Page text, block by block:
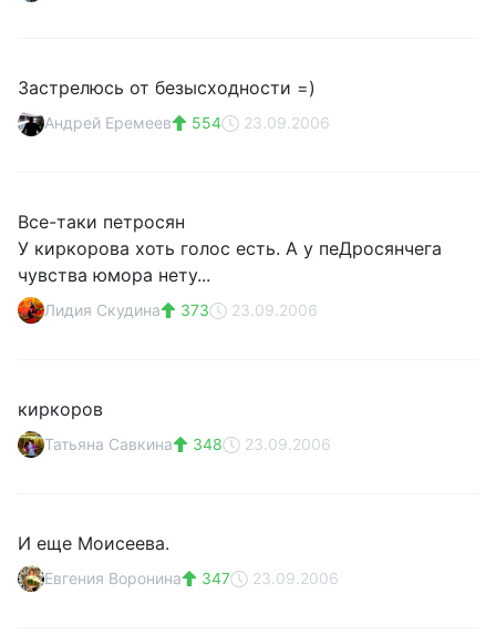
Застрелюсь от безысходности =)
Андрей Еремеев 554 23.09.2006
Все-таки петросян
У киркорова хоть голос есть. А у пеДросянчега
чувства юмора нету...
Лидия Скудина 373 23.09.2006
киркоров
Татьяна Савкина 348 23.09.2006
И еще Моисеева.
Евгения Воронина 347 23.09.2006